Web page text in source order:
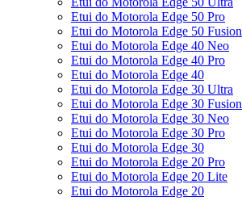
Etui do Motorola Edge 50 Pro
Etui do Motorola Edge 50 Fusion
Etui do Motorola Edge 40 Neo
Etui do Motorola Edge 40 Pro
Etui do Motorola Edge 40
Etui do Motorola Edge 30 Ultra
Etui do Motorola Edge 30 Fusion
Etui do Motorola Edge 30 Neo
Etui do Motorola Edge 30 Pro
Etui do Motorola Edge 30
Etui do Motorola Edge 20 Pro
Etui do Motorola Edge 20 Lite
Etui do Motorola Edge 20